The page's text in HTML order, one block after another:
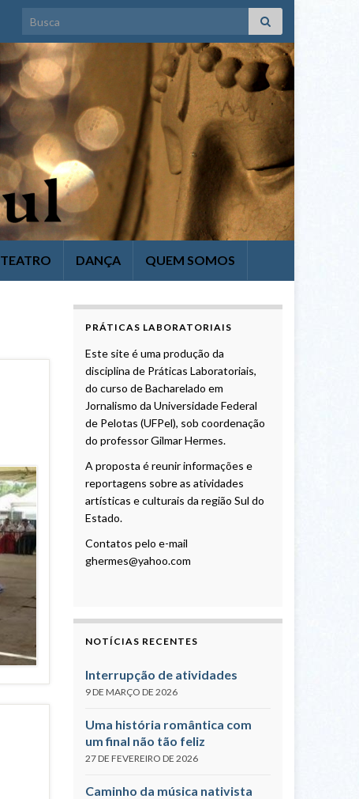
Search for:
TEATRO DANÇA QUEM SOMOS
PRÁTICAS LABORATORIAIS
Este site é uma produção da
disciplina de Práticas Laboratoriais,
do curso de Bacharelado em
Jornalismo da Universidade Federal
de Pelotas (UFPel), sob coordenação
do professor Gilmar Hermes.
A proposta é reunir informações e
reportagens sobre as atividades
artísticas e culturais da região Sul do
Estado.
Contatos pelo e-mail
ghermes@yahoo.com
NOTÍCIAS RECENTES
Interrupção de atividades
9 DE MARÇO DE 2026
Uma história romântica com
um final não tão feliz
27 DE FEVEREIRO DE 2026
Caminho da música nativista